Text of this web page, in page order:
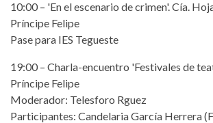
10:00 – 'En el escenario de crimen'. Cía.
Príncipe Felipe
Pase para IES Tegueste
19:00 – Charla-encuentro 'Festivales de
Príncipe Felipe
Moderador: Telesforo Rguez
Participantes: Candelaria García Herrera